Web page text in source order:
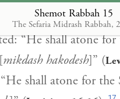
Shemot Rabbah 15
The Sefaria Midrash Rabbah,
Aaron, and he
“He shall atone
mikdash hakodesh]” (
shall atone for the